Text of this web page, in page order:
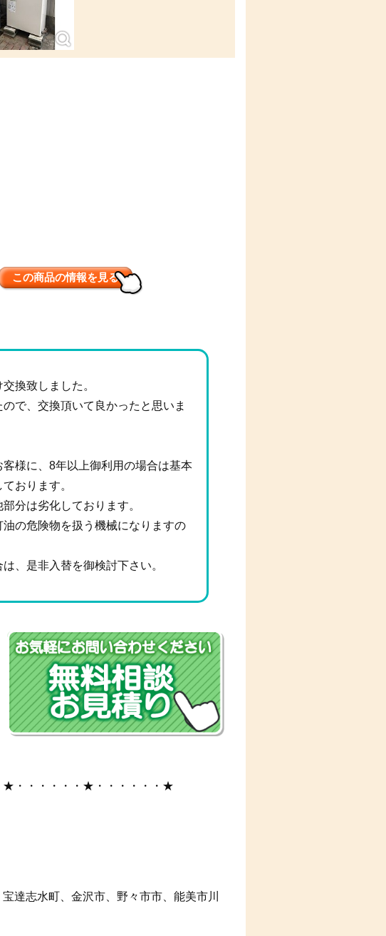
この商品の情報を見る
換致しました。
で、交換頂いて良かったと思いま
様に、8年以上御利用の場合は基本
おります。
分は劣化しております。
の危険物を扱う機械になりますの
、是非入替を御検討下さい。
・・・・・・★・・・・・・★
達志水町、金沢市、野々市市、能美市川